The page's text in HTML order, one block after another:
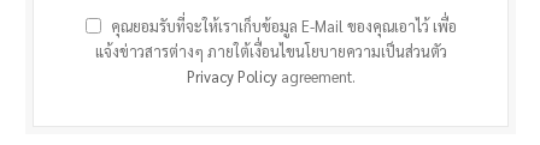
คุณยอมรับที่จะให้เราเก็บข้อมูล E-Mail ของคุณเอาไว้ เพื่อ
แจ้งข่าวสารต่างๆ ภายใต้เงื่อนไขนโยบายความเป็นส่วนตัว
Privacy Policyagreement.